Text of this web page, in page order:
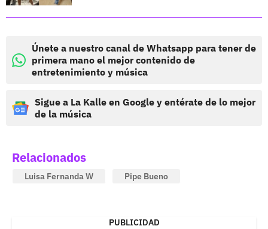
Únete a nuestro canal de Whatsapp para tener de
primera mano el mejor contenido de
entretenimiento y música
Sigue a La Kalle en Google y entérate de lo mejor
de la música
Relacionados
Luisa Fernanda W Pipe Bueno
PUBLICIDAD